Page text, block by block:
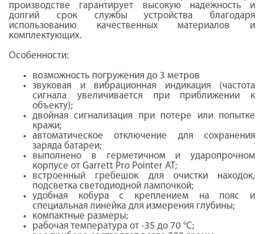
производстве гарантирует высокую надежность и
долгий срок службы устройства благодаря
использованию качественных материалов и
комплектующих.
Особенности:
возможность погружения до 3 метров
звуковая и вибрационная индикация (частота
сигнала увеличивается при приближении к
объекту);
двойная сигнализация при потере или попытке
кражи;
автоматическое отключение для сохранения
заряда батареи;
выполнено в герметичном и ударопрочном
корпусе от Garrett Pro Pointer AT;
встроенный гребешок для очистки находок,
подсветка светодиодной лампочкой;
удобная кобура с креплением на пояс и
специальная линейка для измерения глубины;
компактные размеры;
рабочая температура от -35 до 70 °C;